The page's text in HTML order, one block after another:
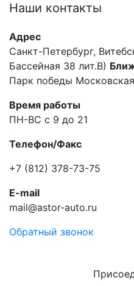
Наши контакты
Адрес
Санкт-Петербург,
Бассейная 38 лит.В)
Парк победы
Время работы
ПН-ВС с 9 до 21
Телефон/Факс
+7 (812) 378-73-75
E-mail
mail@astor-auto.ru
Обратный звонок